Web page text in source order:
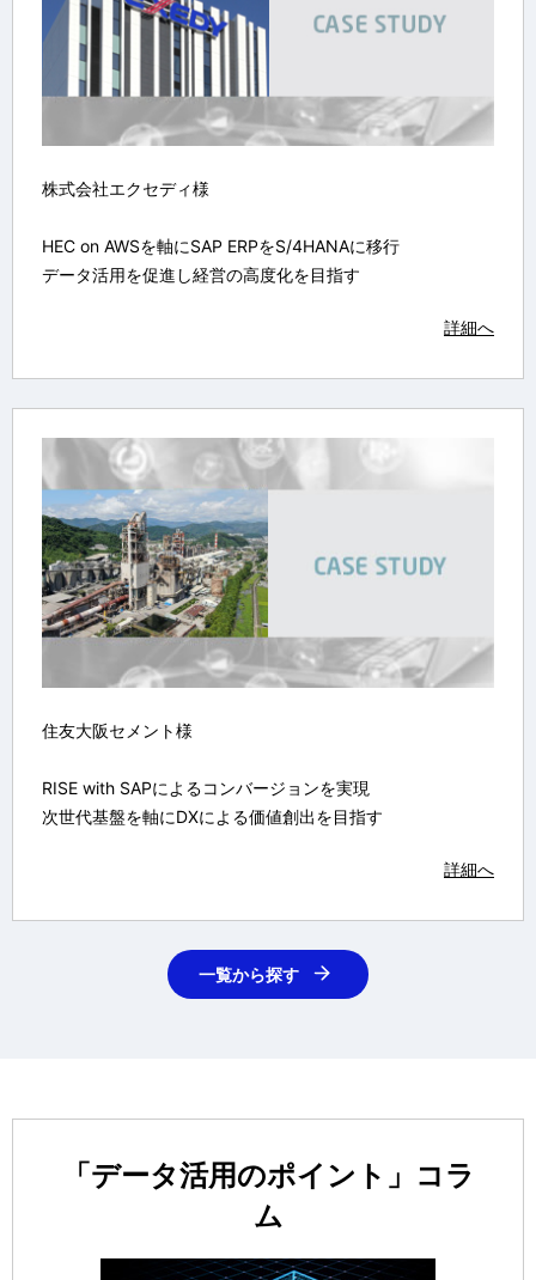
株式会社エクセディ様
HEC on AWSを軸にSAP ERPをS/4HANAに移行
データ活用を促進し経営の高度化を目指す
詳細へ
住友大阪セメント様
RISE with SAPによるコンバージョンを実現
次世代基盤を軸にDXによる価値創出を目指す
詳細へ
一覧から探す
「データ活用のポイント」コラ
ム